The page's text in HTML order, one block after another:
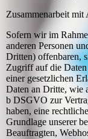
Zusammenarbeit
Sofern wir im
anderen Personen
Dritten) offenbaren,
Zugriff auf die
einer gesetzlichen
Daten an Dritte, wie
b DSGVO zur
haben, eine
Grundlage unserer
Beauftragten,